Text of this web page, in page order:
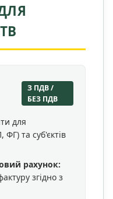
З ПДВ /
БЕЗ ПДВ
для
та суб'єктів
рахунок:
згідно з